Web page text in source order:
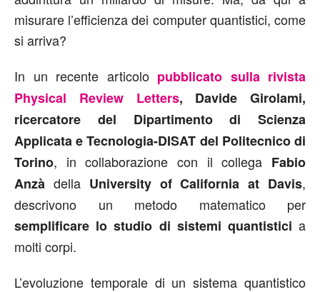
misurare l’efficienza dei computer quantistici, come
si arriva?
In un recente articolo pubblicato sulla rivista
Physical Review Letters, Davide Girolami,
ricercatore del Dipartimento di Scienza
Applicata e Tecnologia-DISAT del Politecnico di
Torino, in collaborazione con il collega Fabio
Anzà della University of California at Davis,
descrivono un metodo matematico per
semplificare lo studio di sistemi quantistici a
molti corpi.
L’evoluzione temporale di un sistema quantistico